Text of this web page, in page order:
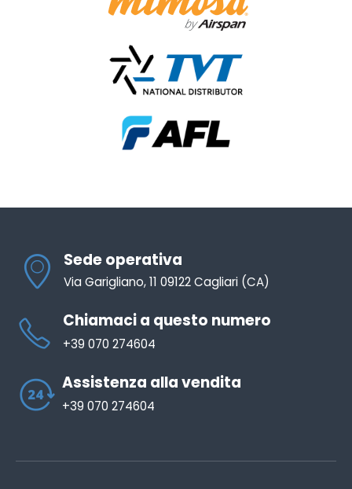
Sede operativa
Via Garigliano, 11 09122 Cagliari (CA)
Chiamaci a questo numero
+39 070 274604
Assistenza alla vendita
+39 070 274604